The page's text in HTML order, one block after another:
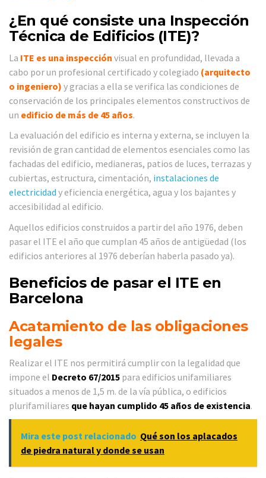
¿En qué consiste una Inspección
Técnica de Edificios (ITE)?
La ITE es una inspección visual en profundidad, llevada a
cabo por un profesional certificado y colegiado (arquitecto
o ingeniero) y gracias a ella se verifica las condiciones de
conservación de los principales elementos constructivos de
un edificio de más de 45 años.
La evaluación del edificio es interna y externa, se incluyen la
revisión de gran cantidad de elementos esenciales como las
fachadas del edificio, medianeras, patios de luces, terrazas y
cubiertas, estructura, cimentación, instalaciones de
electricidad y eficiencia energética, agua y los bajantes y
accesibilidad al edificio.
Aquellos edificios construidos a partir del año 1976, deben
pasar el ITE el año que cumplan 45 años de antigüedad (los
edificios anteriores al 1976 deberían haberla pasado ya).
Beneficios de pasar el ITE en
Barcelona
Acatamiento de las obligaciones
legales
Realizar el ITE nos permitirá cumplir con la legalidad que
impone el Decreto 67/2015 para edificios unifamiliares
situados a menos de 1,5 m. de la vía pública, o edificios
plurifamiliares que hayan cumplido 45 años de existencia.
Mira este post relacionado Qué son los aplacados
de piedra natural y donde se usan